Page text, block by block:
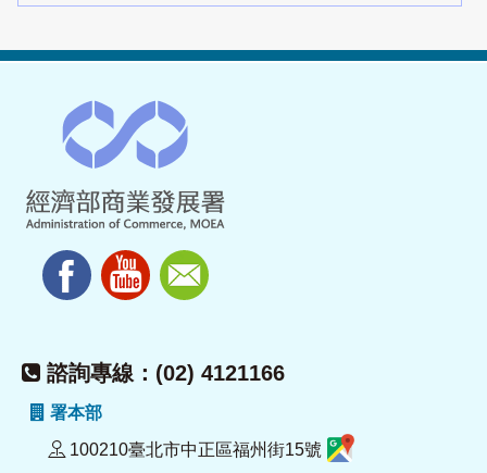
諮詢專線：(02) 4121166
署本部
100210臺北市中正區福州街15號